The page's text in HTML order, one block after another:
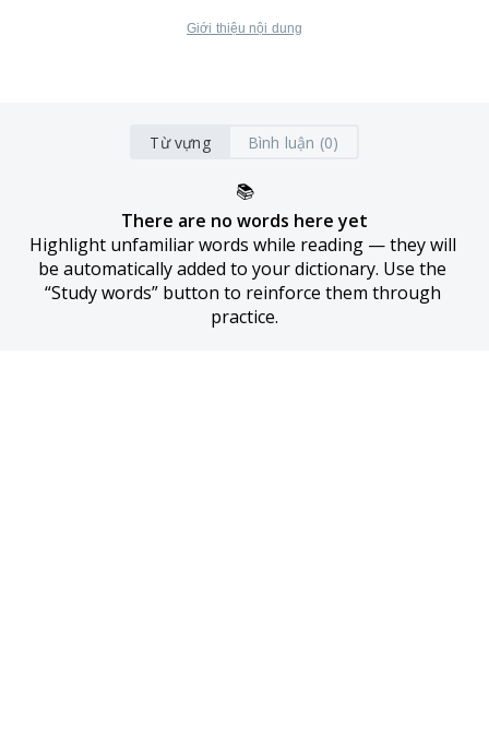
Giới thiệu nội dung
Từ vựng Bình luận (0)
📚
There are no words here yet
Highlight unfamiliar words while reading — they will
be automatically added to your dictionary. Use the
“Study words” button to reinforce them through
practice.